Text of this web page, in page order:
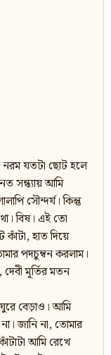
নরম যতটা ছোট হলে
সন্ধ্যায় আমি
সৌন্দর্য। কিন্তু
বিষ। এই তো
হাত দিয়ে
পদচুম্বন করলাম।
মূর্তির মতন
ঘুরে বেড়াও। আমি
জানি না, তোমার
আমি রেখে